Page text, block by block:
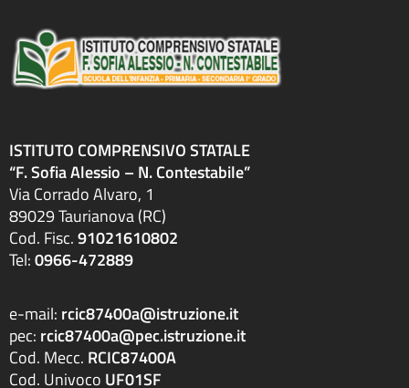
ISTITUTO COMPRENSIVO STATALE
“F. Sofia Alessio – N. Contestabile”
Via Corrado Alvaro, 1
89029 Taurianova (RC)
Cod. Fisc.91021610802
Tel:0966-472889
e-mail: rcic87400a@istruzione.it
pec: rcic87400a@pec.istruzione.it
Cod. Mecc. RCIC87400A
Cod. Univoco UF01SF